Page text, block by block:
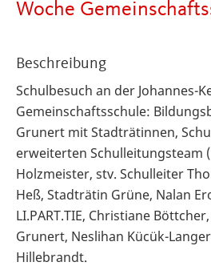
Woche
Beschreibung
Schulbesuch an der Johannes-
Gemeinschaftsschule:
Grunert mit Stadträtinnen,
erweiterten Schulleitungsteam
Holzmeister, stv. Schulleiter
Heß, Stadträtin Grüne, Nalan
LI.PART.TIE, Christiane
Grunert, Neslihan Kücük-
Hillebrandt.